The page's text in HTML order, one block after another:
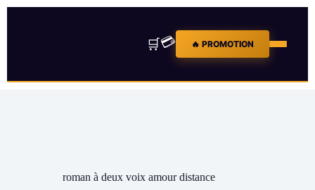
🛒💳 🔥 PROMOTION
roman à deux voix amour distance